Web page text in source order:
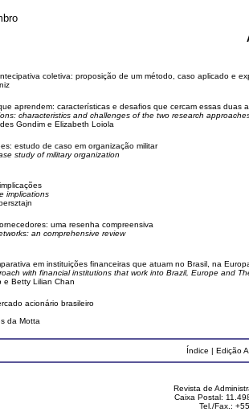
coletiva: proposição de um método, caso aplicado e
aprendem: características e desafios que cercam essas duas
characteristics and challenges of the two research
Gondim e Elizabeth Loiola
estudo de caso em organização militar
study of military organization
implications
uma resenha compreensiva
an comprehensive review
em instituições financeiras que atuam no Brasil, na
with financial institutions that work into Brazil, Europe and
e Betty Lilian Chan
acionário brasileiro
da Motta
Índice | Edição
Revista de
Caixa Postal:
Tel./Fax.: